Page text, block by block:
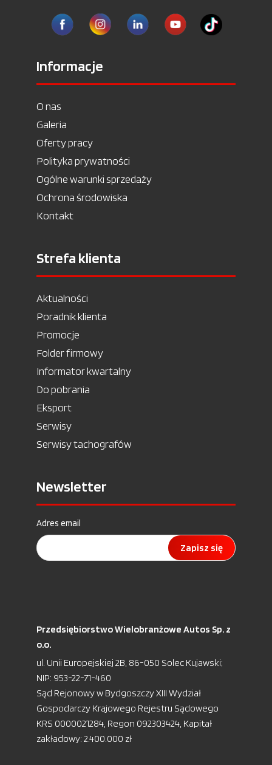
Informacje
O nas
Galeria
Oferty pracy
Polityka prywatności
Ogólne warunki sprzedaży
Ochrona środowiska
Kontakt
Strefa klienta
Aktualności
Poradnik klienta
Promocje
Folder firmowy
Informator kwartalny
Do pobrania
Eksport
Serwisy
Serwisy tachografów
Newsletter
Adres email
Zapisz się
Przedsiębiorstwo Wielobranżowe Autos Sp. z
o.o.
ul. Unii Europejskiej 2B, 86-050 Solec Kujawski;
NIP: 953-22-71-460
Sąd Rejonowy w Bydgoszczy XIII Wydział
Gospodarczy Krajowego Rejestru Sądowego
KRS 0000021284, Regon 092303424, Kapitał
zakładowy: 2.400.000 zł